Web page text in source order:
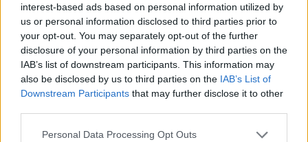
interest-based ads based on personal information utilized by
us or personal information disclosed to third parties prior to
your opt-out. You may separately opt-out of the further
disclosure of your personal information by third parties on the
IAB’s list of downstream participants. This information may
also be disclosed by us to third parties on the IAB’s List of
Downstream Participants that may further disclose it to other
Personal Data Processing Opt Outs
perdavimus.
Praėjusį, 2025–2026 m. sezoną, gynėjas
praleido Jeruzalės „Hapoel“ komandoje.
krepšininkas fiksuodavo 15,7 taško, 2,2